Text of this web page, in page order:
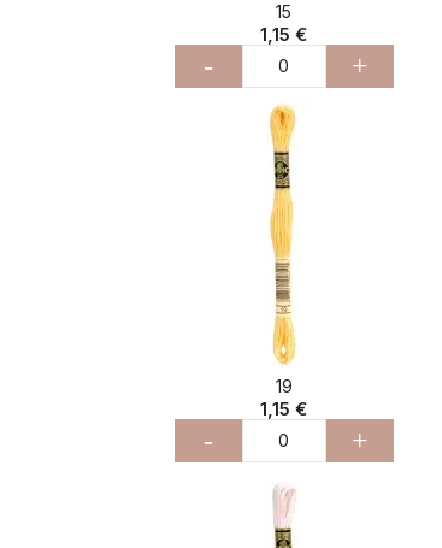
15
1,15 €
- +
19
1,15 €
- +